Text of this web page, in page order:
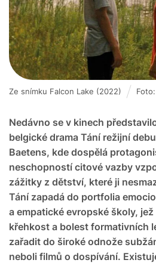
Nedávno se v kinech
belgické drama Tání režijní
Baetens, kde dospělá
neschopností citové vazby
zážitky z dětství, které ji
Tání zapadá do portfolia
a empatické evropské školy,
křehkost a bolest formativních
zařadit do široké odnože
neboli filmů o dospívání.
Ze snímku Falcon Lake (2022)